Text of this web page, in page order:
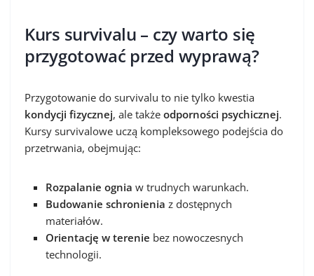
Kurs survivalu – czy warto się
przygotować przed wyprawą?
Przygotowanie do survivalu to nie tylko kwestia
kondycji fizycznej, ale także odporności psychicznej.
Kursy survivalowe uczą kompleksowego podejścia do
przetrwania, obejmując:
Rozpalanie ognia w trudnych warunkach.
Budowanie schronienia z dostępnych
materiałów.
Orientację w terenie bez nowoczesnych
technologii.